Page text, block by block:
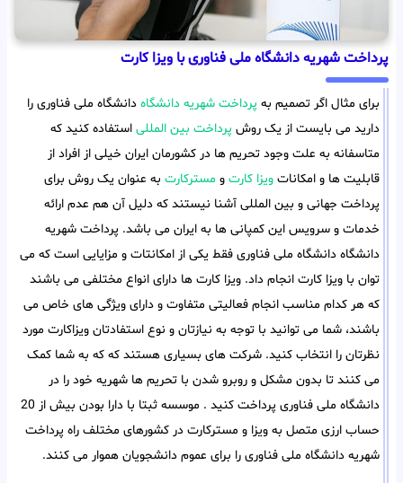
پرداخت شهریه دانشگاه ملی فناوری با ویزا کارت
برای مثال اگر تصمیم به پرداخت شهریه دانشگاه دانشگاه ملی فناوری را
دارید می بایست از یک روش پرداخت بین المللی استفاده کنید که
متاسفانه به علت وجود تحریم ها در کشورمان ایران خیلی از افراد از
قابلیت ها و امکانات ویزا کارت و مسترکارت به عنوان یک روش برای
پرداخت جهانی و بین المللی آشنا نیستند که دلیل آن هم عدم ارائه
خدمات و سرویس این کمپانی ها به ایران می باشد. پرداخت شهریه
دانشگاه دانشگاه ملی فناوری فقط یکی از امکانتات و مزایایی است که می
توان با ویزا کارت انجام داد. ویزا کارت ها دارای انواع مختلفی می باشند
که هر کدام مناسب انجام فعالیتی متفاوت و دارای ویژگی های خاص می
باشند، شما می توانید با توجه به نیازتان و نوع استفادتان ویزاکارت مورد
نظرتان را انتخاب کنید. شرکت های بسیاری هستند که که به شما کمک
می کنند تا بدون مشکل و روبرو شدن با تحریم ها شهریه خود را در
دانشگاه ملی فناوری پرداخت کنید . موسسه ثبتا با دارا بودن بیش از 20
حساب ارزی متصل به ویزا و مسترکارت در کشورهای مختلف راه پرداخت
شهریه دانشگاه ملی فناوری را برای عموم دانشجویان هموار می کنند.